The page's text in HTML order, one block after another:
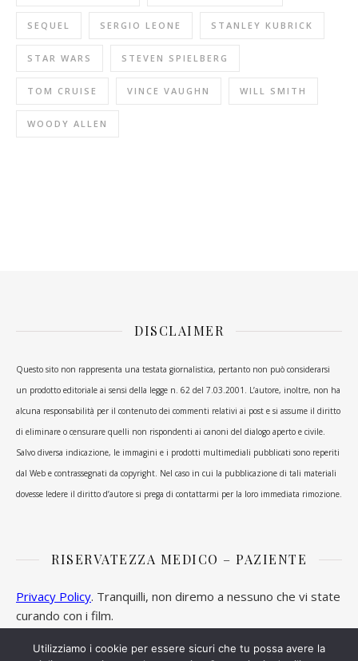
SEQUEL SERGIO LEONE STANLEY KUBRICK
STAR WARS STEVEN SPIELBERG
TOM CRUISE VINCE VAUGHN WILL SMITH
WOODY ALLEN
DISCLAIMER
Questo sito non rappresenta una testata giornalistica, pertanto non può considerarsi
un prodotto editoriale ai sensi della legge n. 62 del 7.03.2001. L’autore, inoltre, non ha
alcuna responsabilità per il contenuto dei commenti relativi ai post e si assume il diritto
di eliminare o censurare quelli non rispondenti ai canoni del dialogo aperto e civile.
Salvo diversa indicazione, le immagini e i prodotti multimediali pubblicati sono reperiti
dal Web e contrassegnati da copyright. Nel caso in cui la pubblicazione di tali materiali
dovesse ledere il diritto d’autore si prega di contattarmi per la loro immediata rimozione.
RISERVATEZZA MEDICO – PAZIENTE
Privacy Policy. Tranquilli, non diremo a nessuno che vi state
curando con i film.
Utilizziamo i cookie per essere sicuri che tu possa avere la